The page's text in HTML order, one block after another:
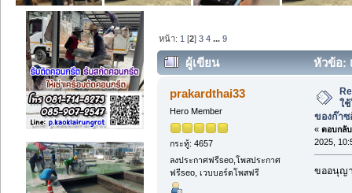
หน้า: 1 [2]3 4 ...9
ผู้เขียน
หัวข้อ:
ไหลของก๊าซอันตราย (อ่าน 2866 ครั้
prakardthai33
Hero Member
กระทู้: 4657
ลงประกาศฟรีseo,โพสประกาศ
ฟรีseo, เวบบอร์ดโพสฟรี
ใ
ของก๊าซ
« ตอบกลั
2025,
ขออนุญ